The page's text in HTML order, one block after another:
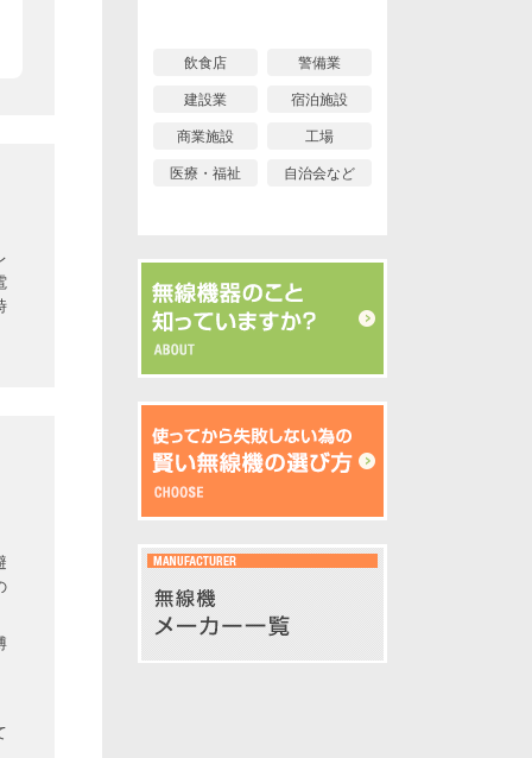
飲食店 警備業
建設業 宿泊施設
商業施設 工場
医療・福祉 自治会など